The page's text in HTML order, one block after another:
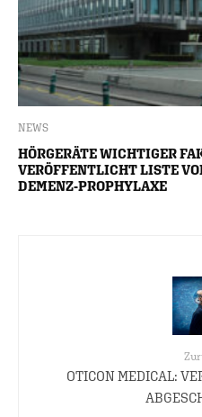
NEWS
HÖRGERÄTE WICHTIGER
VERÖFFENTLICHT LISTE
DEMENZ-PROPHYLAXE
OTICON MEDICAL: